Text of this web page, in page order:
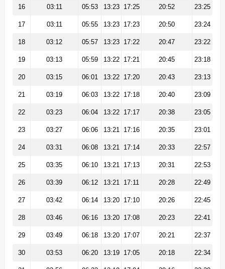
16 03:11 05:53 13:23 17:25 20:52 23:25
17 03:11 05:55 13:23 17:23 20:50 23:24
18 03:12 05:57 13:23 17:22 20:47 23:22
19 03:13 05:59 13:22 17:21 20:45 23:18
20 03:15 06:01 13:22 17:20 20:43 23:13
21 03:19 06:03 13:22 17:18 20:40 23:09
22 03:23 06:04 13:22 17:17 20:38 23:05
23 03:27 06:06 13:21 17:16 20:35 23:01
24 03:31 06:08 13:21 17:14 20:33 22:57
25 03:35 06:10 13:21 17:13 20:31 22:53
26 03:39 06:12 13:21 17:11 20:28 22:49
27 03:42 06:14 13:20 17:10 20:26 22:45
28 03:46 06:16 13:20 17:08 20:23 22:41
29 03:49 06:18 13:20 17:07 20:21 22:37
30 03:53 06:20 13:19 17:05 20:18 22:34